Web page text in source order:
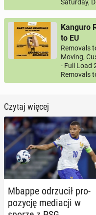
Saturday,
Kanguro
to EU
Removals
Moving,
- Full Load
Removals
Czytaj więcej
Mbappe od­rzu­cił pro­
po­zy­cję me­dia­cji w